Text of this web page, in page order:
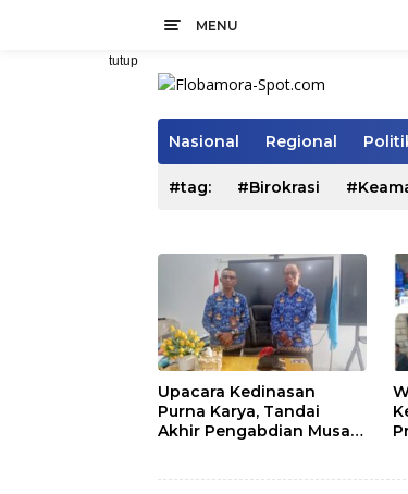
MENU
tutup
Nasional Regional
#tag: #Birokrasi
Upacara Kedinasan
Purna Karya, Tandai
Akhir Pengabdian Musa